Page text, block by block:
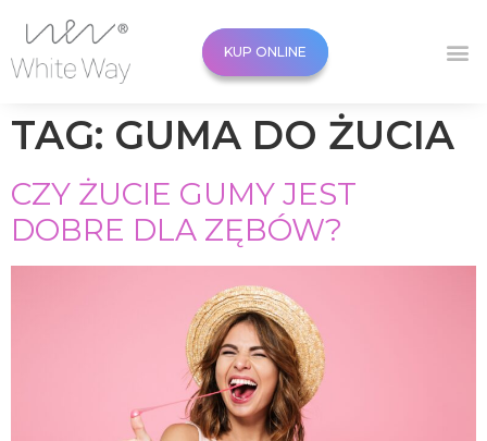
KUP ONLINE
TAG: GUMA DO ŻUCIA
CZY ŻUCIE GUMY JEST
DOBRE DLA ZĘBÓW?